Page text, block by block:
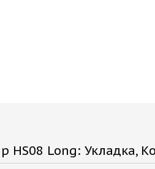
HS08 Long: Укладка,